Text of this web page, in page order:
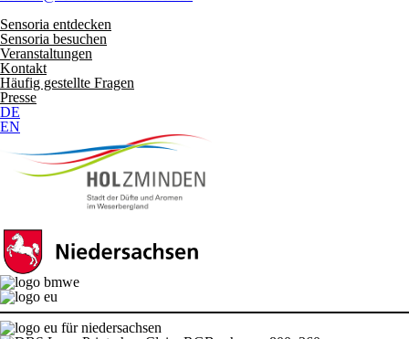
Sensoria entdecken
Sensoria besuchen
Veranstaltungen
Kontakt
Häufig gestellte Fragen
Presse
DE
EN